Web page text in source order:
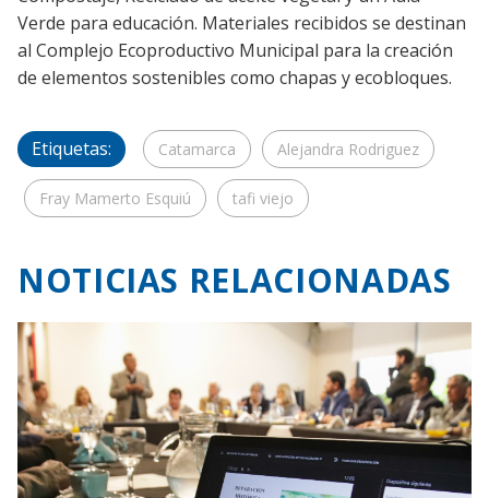
Verde para educación. Materiales recibidos se destinan
al Complejo Ecoproductivo Municipal para la creación
de elementos sostenibles como chapas y ecobloques.
Etiquetas: Catamarca Alejandra Rodriguez
Fray Mamerto Esquiú tafi viejo
NOTICIAS RELACIONADAS